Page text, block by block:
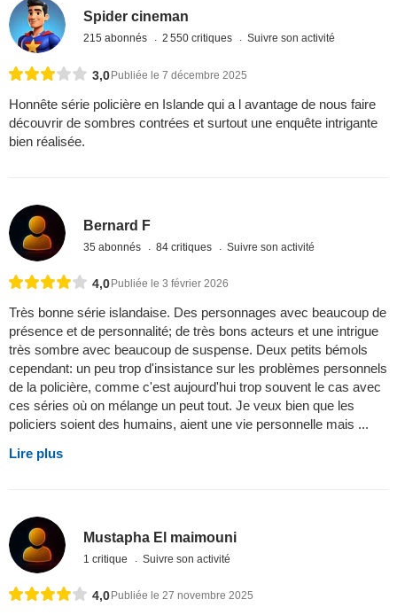
Spider cineman
215 abonnés 2 550 critiques Suivre son activité
3,0 Publiée le 7 décembre 2025
Honnête série policière en Islande qui a l avantage de nous faire
découvrir de sombres contrées et surtout une enquête intrigante
bien réalisée.
Bernard F
35 abonnés 84 critiques Suivre son activité
4,0 Publiée le 3 février 2026
Très bonne série islandaise. Des personnages avec beaucoup de
présence et de personnalité; de très bons acteurs et une intrigue
très sombre avec beaucoup de suspense. Deux petits bémols
cependant: un peu trop d'insistance sur les problèmes personnels
de la policière, comme c'est aujourd'hui trop souvent le cas avec
ces séries où on mélange un peut tout. Je veux bien que les
policiers soient des humains, aient une vie personnelle mais ...
Lire plus
Mustapha El maimouni
1 critique Suivre son activité
4,0 Publiée le 27 novembre 2025